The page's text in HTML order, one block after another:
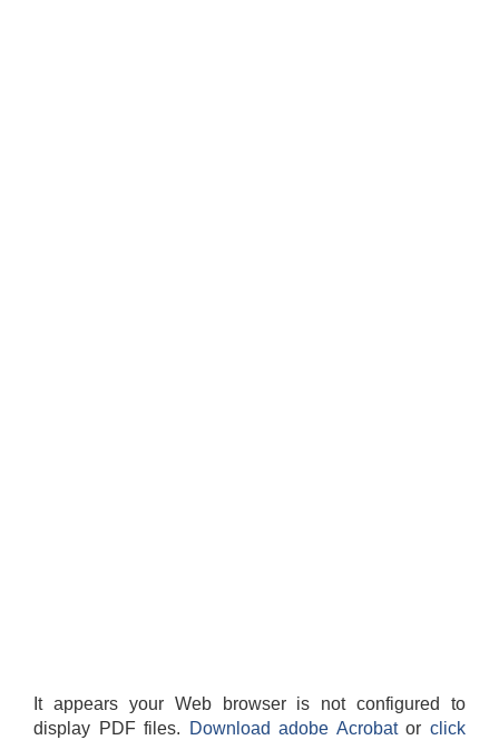
It appears your Web browser is not configured to
display PDF files.
Download adobe Acrobatorclick